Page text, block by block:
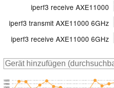
iperf3 receive AXE11000
iperf3 transmit AXE11000 6GHz
iperf3 receive AXE11000 6GHz
1550
1600